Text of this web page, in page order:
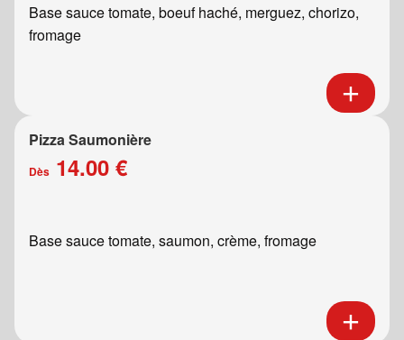
Base sauce tomate, boeuf haché, merguez, chorizo,
fromage
Pizza Saumonière
Dès 14.00 €
Base sauce tomate, saumon, crème, fromage